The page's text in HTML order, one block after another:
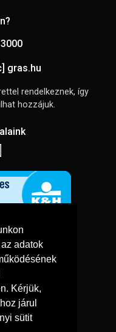
adatok
Kérjük,
járul
sütit
gras.hu
rendelkeznek, így
hozzájuk.
feltételek